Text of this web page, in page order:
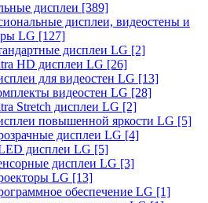
дисплеи [389]
дисплеи, видеостены и
LG [127]
дисплеи LG [2]
HD дисплеи LG [26]
для видеостен LG [13]
видеостен LG [28]
Stretch дисплеи LG [2]
повышенной яркости LG [5]
дисплеи LG [4]
дисплеи LG [5]
дисплеи LG [3]
LG [13]
обеспечение LG [1]